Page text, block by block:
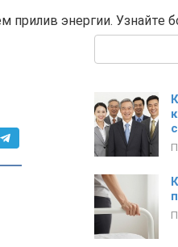
энергии. Узнайте